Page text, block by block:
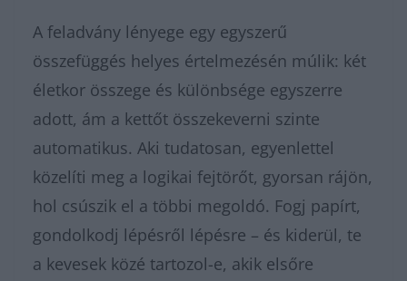
A feladvány lényege egy egyszerű
összefüggés helyes értelmezésén múlik: két
életkor összege és különbsége egyszerre
adott, ám a kettőt összekeverni szinte
automatikus. Aki tudatosan, egyenlettel
közelíti meg a logikai fejtörőt, gyorsan rájön,
hol csúszik el a többi megoldó. Fogj papírt,
gondolkodj lépésről lépésre – és kiderül, te
a kevesek közé tartozol-e, akik elsőre